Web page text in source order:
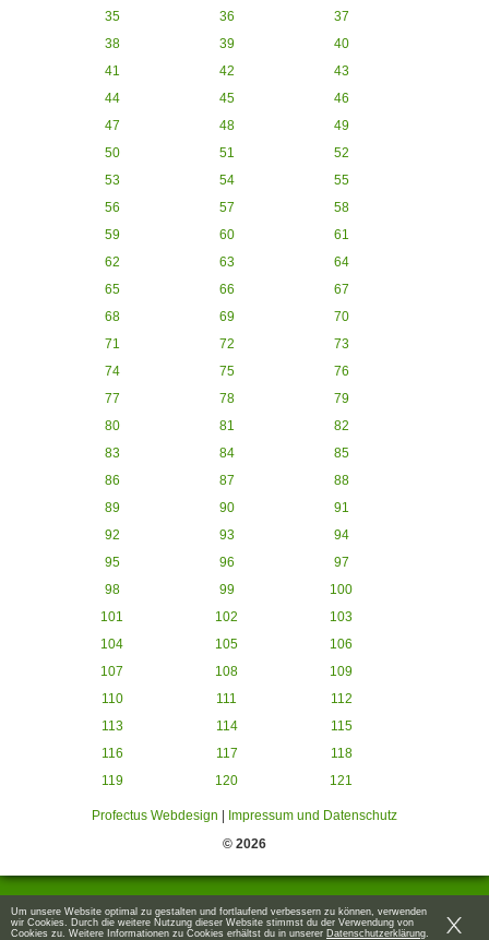
35
36
37
38
39
40
41
42
43
44
45
46
47
48
49
50
51
52
53
54
55
56
57
58
59
60
61
62
63
64
65
66
67
68
69
70
71
72
73
74
75
76
77
78
79
80
81
82
83
84
85
86
87
88
89
90
91
92
93
94
95
96
97
98
99
100
101
102
103
104
105
106
107
108
109
110
111
112
113
114
115
116
117
118
119
120 121
Profectus Webdesign
Impressum und Datenschutz
© 2026
Um unsere Website optimal zu gestalten und fortlaufend verbessern zu können, verwenden
wir Cookies. Durch die weitere Nutzung dieser Website stimmst du der Verwendung von
Cookies zu. Weitere Informationen zu Cookies erhältst du in unserer Datenschutzerklärung.